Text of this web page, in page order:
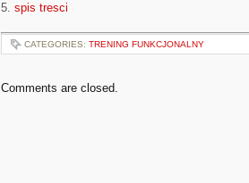
5. spis tresci
CATEGORIES: TRENING FUNKCJONALNY
Comments are closed.